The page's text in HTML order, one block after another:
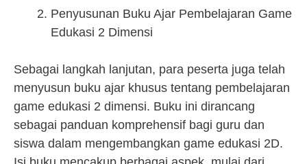
Penyusunan Buku Ajar Pembelajaran Game
Edukasi 2 Dimensi
Sebagai langkah lanjutan, para peserta juga telah
menyusun buku ajar khusus tentang pembelajaran
game edukasi 2 dimensi. Buku ini dirancang
sebagai panduan komprehensif bagi guru dan
siswa dalam mengembangkan game edukasi 2D.